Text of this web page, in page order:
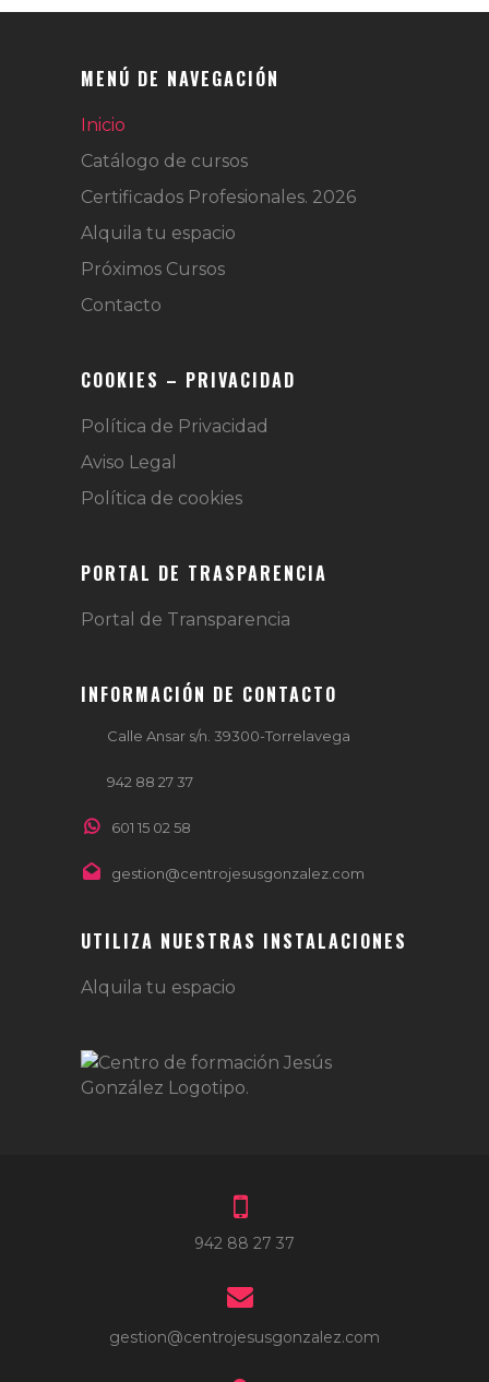
MENÚ DE NAVEGACIÓN
Inicio
Catálogo de cursos
Certificados Profesionales. 2026
Alquila tu espacio
Próximos Cursos
Contacto
COOKIES – PRIVACIDAD
Política de Privacidad
Aviso Legal
Política de cookies
PORTAL DE TRASPARENCIA
Portal de Transparencia
INFORMACIÓN DE CONTACTO
Calle Ansar s/n. 39300-Torrelavega
942 88 27 37
601 15 02 58
gestion@centrojesusgonzalez.com
UTILIZA NUESTRAS INSTALACIONES
Alquila tu espacio
942 88 27 37
gestion@centrojesusgonzalez.com